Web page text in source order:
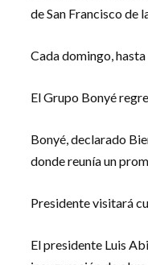
de San Francisco de
Cada domingo,
El Grupo Bonyé
Bonyé, declarado
donde reunía un
Presidente visitará
El presidente Luis